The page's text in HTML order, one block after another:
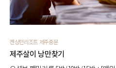
켄싱턴리조트 제주중문
제주살이 낭만찾기